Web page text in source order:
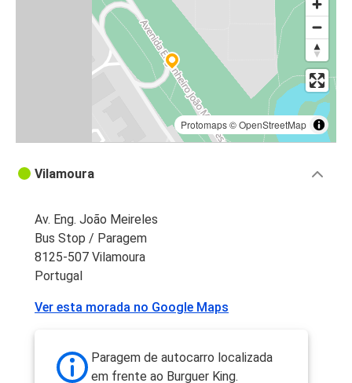
Protomaps©OpenStreetMap
Vilamoura
Av. Eng. João Meireles
Bus Stop / Paragem
8125-507 Vilamoura
Portugal
Ver esta morada no Google Maps
Paragem de autocarro localizada
em frente ao Burguer King.